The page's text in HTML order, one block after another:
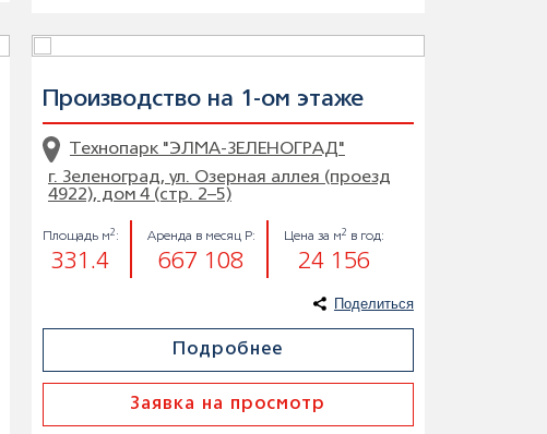
Производство на 1-ом этаже
Технопарк "ЭЛМА-ЗЕЛЕНОГРАД"
г. Зеленоград, ул. Озерная аллея (проезд
4922), дом 4 (стр. 2–5)
Площадь м2 :
331.4
Аренда в месяц Р:
667 108
Цена за м2 в год:
24 156
Поделиться
Подробнее
Заявка на просмотр